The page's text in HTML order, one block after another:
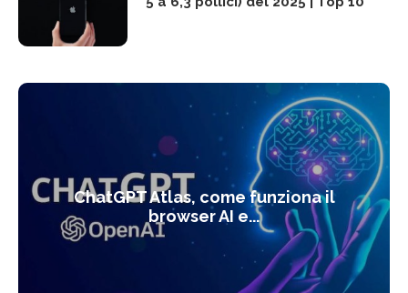
ChatGPT Atlas, come funziona il
browser AI e...